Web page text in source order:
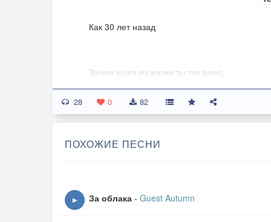
Как 30 лет назад
Зачем ушла из жизни ты так рано,
Зачем заставила страдать родных?
Ведь ты лежишь в гробу, ну, как живая,
Но я не вижу глаз твоих.
Ну, кто сказал тебе, что не любима,
28 0 82
ПОХОЖИЕ ПЕСНИ
▶ За облака - Guest Autumn